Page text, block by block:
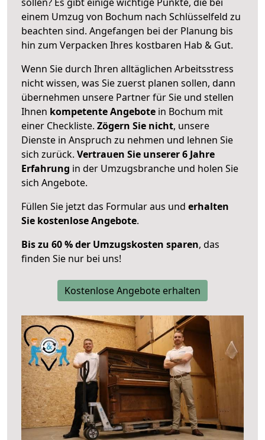
einem Umzug von Bochum nach Schlüsselfeld zu
beachten sind. Angefangen bei der Planung bis
hin zum Verpacken Ihres kostbaren Hab & Gut.
Wenn Sie durch Ihren alltäglichen Arbeitsstress
nicht wissen, was Sie zuerst planen sollen, dann
übernehmen unsere Partner für Sie und stellen
Ihnen kompetente Angebote in Bochum mit
einer Checkliste. Zögern Sie nicht, unsere
Dienste in Anspruch zu nehmen und lehnen Sie
sich zurück. Vertrauen Sie unserer 6 Jahre
Erfahrung in der Umzugsbranche und holen Sie
sich Angebote.
Füllen Sie jetzt das Formular aus und erhalten
Sie kostenlose Angebote.
Bis zu 60 % der Umzugskosten sparen, das
finden Sie nur bei uns!
Kostenlose Angebote erhalten